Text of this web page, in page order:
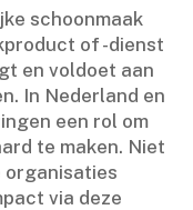
schoonmaak
of -dienst
en voldoet aan
In Nederland en
een rol om
te maken.​ Niet
organisaties
via deze